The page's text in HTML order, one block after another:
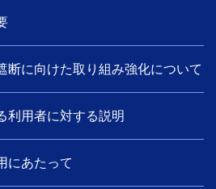
断に向けた取り組み強化について
利用者に対する説明
にあたって